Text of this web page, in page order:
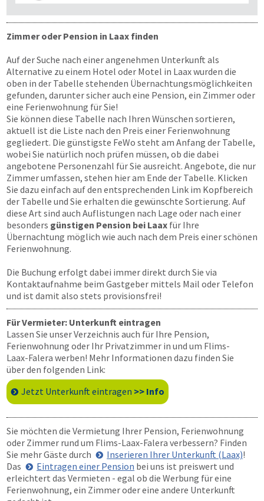
Zimmer oder Pension in Laax finden
Auf der Suche nach einer angenehmen Unterkunft als
Alternative zu einem Hotel oder Motel in Laax wurden die
oben in der Tabelle stehenden Übernachtungsmöglichkeiten
gefunden, darunter sicher auch eine Pension, ein Zimmer oder
eine Ferienwohnung für Sie!
Sie können diese Tabelle nach Ihren Wünschen sortieren,
aktuell ist die Liste nach den Preis einer Ferienwohnung
gegliedert. Die günstigste FeWo steht am Anfang der Tabelle,
wobei Sie natürlich noch prüfen müssen, ob die dabei
angebotene Personenzahl für Sie ausreicht. Angebote, die nur
Zimmer umfassen, stehen hier am Ende der Tabelle. Klicken
Sie dazu einfach auf den entsprechenden Link im Kopfbereich
der Tabelle und Sie erhalten die gewünschte Sortierung. Auf
diese Art sind auch Auflistungen nach Lage oder nach einer
besonders günstigen Pension bei Laax für Ihre
Übernachtung möglich wie auch nach dem Preis einer schönen
Ferienwohnung.
Die Buchung erfolgt dabei immer direkt durch Sie via
Kontaktaufnahme beim Gastgeber mittels Mail oder Telefon
und ist damit also stets provisionsfrei!
Für Vermieter: Unterkunft eintragen
Lassen Sie unser Verzeichnis auch für Ihre Pension,
Ferienwohnung oder Ihr Privatzimmer in und um Flims-
Laax-Falera werben! Mehr Informationen dazu finden Sie
über den folgenden Link:
Jetzt Unterkunft eintragen >> Info
Sie möchten die Vermietung Ihrer Pension, Ferienwohnung
oder Zimmer rund um Flims-Laax-Falera verbessern? Finden
Sie mehr Gäste durch
Inserieren Ihrer Unterkunft (Laax)!
Das
Eintragen einer Pension bei uns ist preiswert und
erleichtert das Vermieten - egal ob die Werbung für eine
Ferienwohnung, ein Zimmer oder eine andere Unterkunft